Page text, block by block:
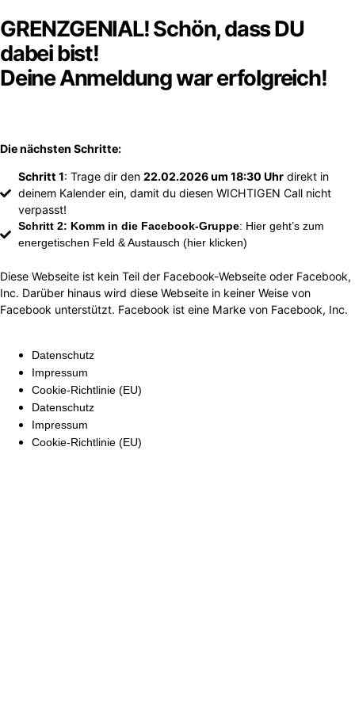
GRENZGENIAL! Schön, dass DU
dabei bist!
Deine Anmeldung war erfolgreich!
Die nächsten Schritte:
Schritt 1: Trage dir den 22.02.2026 um 18:30 Uhrdirekt in
deinem Kalender ein, damit du diesen WICHTIGEN Call nicht
verpasst!
Schritt 2: Komm in die Facebook-Gruppe: Hier geht’s zum
energetischen Feld & Austausch (hier klicken)
Diese Webseite ist kein Teil der Facebook-Webseite oder Facebook,
Inc. Darüber hinaus wird diese Webseite in keiner Weise von
Facebook unterstützt. Facebook ist eine Marke von Facebook, Inc.
Datenschutz
Impressum
Cookie-Richtlinie (EU)
Datenschutz
Impressum
Cookie-Richtlinie (EU)